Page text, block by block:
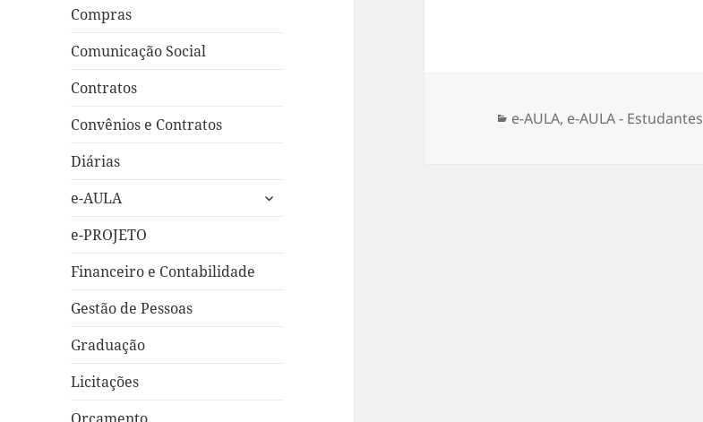
Compras
Comunicação Social
Contratos
Convênios e Contratos
Diárias
e-AULA
expandir
e-PROJETO
Financeiro e Contabilidade
Gestão de Pessoas
Graduação
Licitações
Categorias
e-AULA, e-AULA - Estudantes